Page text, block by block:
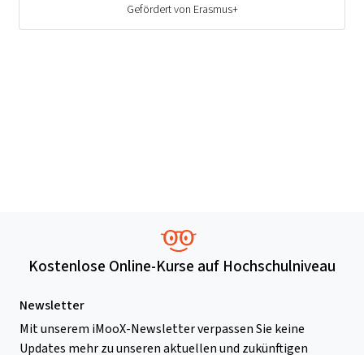
Gefördert von Erasmus+
Kostenlose Online-Kurse auf Hochschulniveau
Newsletter
Mit unserem iMooX-Newsletter verpassen Sie keine
Updates mehr zu unseren aktuellen und zukünftigen